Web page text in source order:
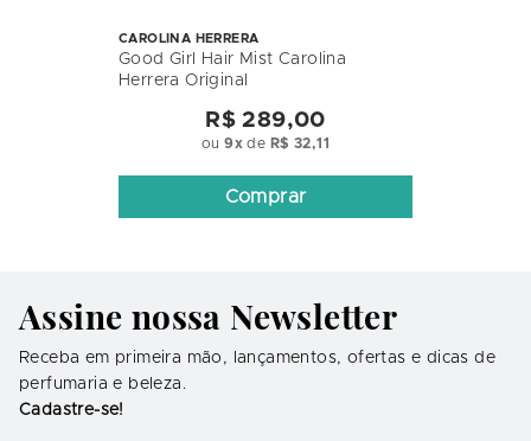
CAROLINA HERRERA
Good Girl Hair Mist Carolina
Herrera Original
R$ 289,00
ou9x de R$ 32,11
Comprar
Assine nossa Newsletter
Receba em primeira mão, lançamentos, ofertas e dicas de
perfumaria e beleza.
Cadastre-se!